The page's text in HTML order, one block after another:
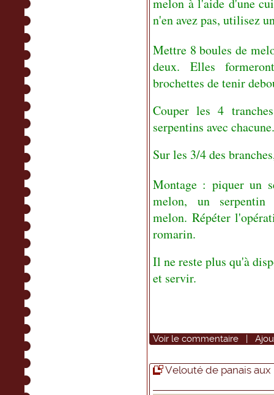
melon à l'aide d'une
n'en avez pas, utilisez
Mettre 8 boules de
deux. Elles
brochettes de tenir
Couper les 4
serpentins avec chacune.
Sur les 3/4 des
Montage : piquer un
melon, un
melon. Répéter
romarin.
Il ne reste plus qu'à
et servir.
Voir le commentaire |
Velouté de panais aux